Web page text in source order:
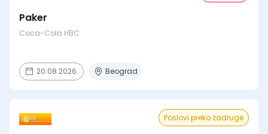
Paker
Coca-Cola HBC
20.08.2026. Beograd
Poslovi preko zadruge